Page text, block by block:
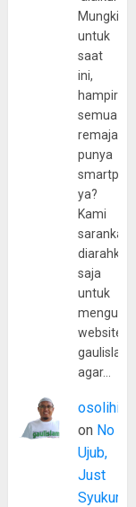
Mungkin
untuk
saat
ini,
hampir
semua
remaja
punya
ya?
Kami
sarankan,
diarahkan
saja
untuk
website
agar…
osolihin
on No
Ujub,
Just
Syukur